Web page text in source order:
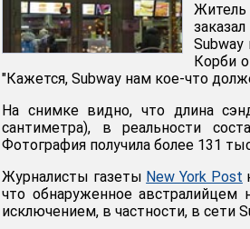
Корби
"Кажется, Subway нам кое-что
На снимке видно, что длина
сантиметра), в реальности
Фотография получила более 131
Журналисты газеты New York Post
что обнаруженное австралийцем
исключением, в частности, в сети